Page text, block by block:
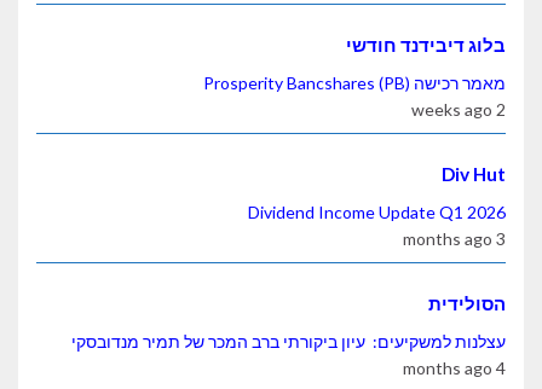
בלוג דיבידנד חודשי
מאמר רכישה Prosperity Bancshares (PB)
2 weeks ago
Div Hut
Dividend Income Update Q1 2026
3 months ago
הסולידית
עצלנות למשקיעים: עיון ביקורתי ברב המכר של תמיר מנדובסקי
4 months ago